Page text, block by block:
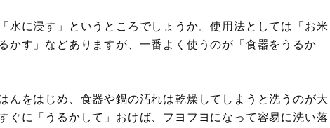
水に浸す」というところでしょうか。使用法としては「お米
かす」などありますが、一番よく使うのが「食器をうるか
んをはじめ、食器や鍋の汚れは乾燥してしまうと洗うのが大
ぐに「うるかして」おけば、フヨフヨになって容易に洗い落